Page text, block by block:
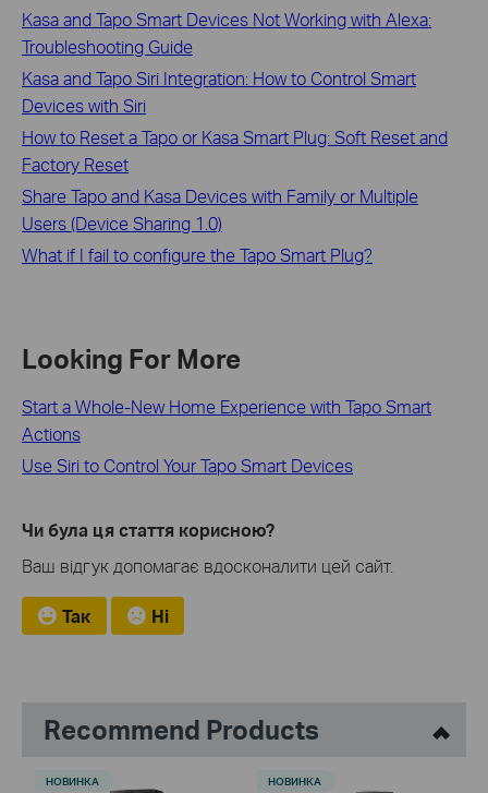
Kasa and Tapo Smart Devices Not Working with Alexa:
Troubleshooting Guide
Kasa and Tapo Siri Integration: How to Control Smart
Devices with Siri
How to Reset a Tapo or Kasa Smart Plug: Soft Reset and
Factory Reset
Share Tapo and Kasa Devices with Family or Multiple
Users (Device Sharing 1.0)
What if I fail to configure the Tapo Smart Plug?
Looking For More
Start a Whole-New Home Experience with Tapo Smart
Actions
Use Siri to Control Your Tapo Smart Devices
Чи була ця стаття корисною?
Ваш відгук допомагає вдосконалити цей сайт.
Так Ні
Recommend Products
НОВИНКА НОВИНКА